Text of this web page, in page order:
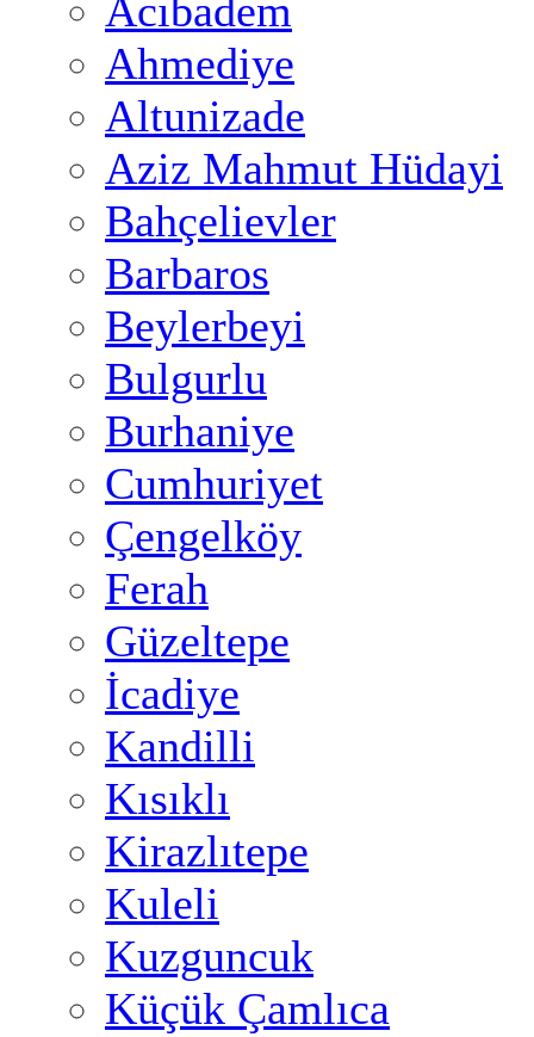
Acıbadem
Ahmediye
Altunizade
Aziz Mahmut Hüdayi
Bahçelievler
Barbaros
Beylerbeyi
Bulgurlu
Burhaniye
Cumhuriyet
Çengelköy
Ferah
Güzeltepe
İcadiye
Kandilli
Kısıklı
Kirazlıtepe
Kuleli
Kuzguncuk
Küçük Çamlıca